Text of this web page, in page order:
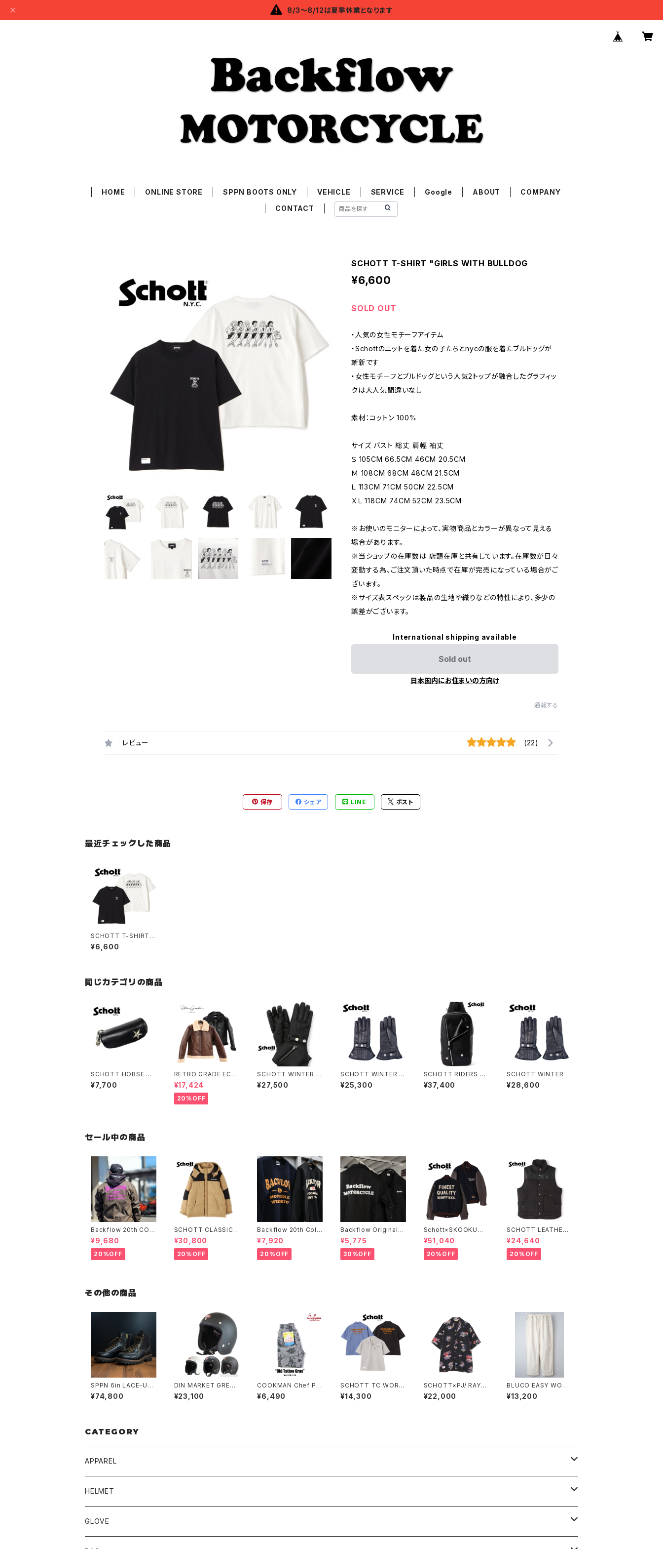
8/3～8/12は夏季休業となります
HOME ONLINE STORE SPPN BOOTS ONLY VEHICLE SERVICE Google ABOUT
COMPANY
CONTACT
SCHOTT T-SHIRT "GIRLS WITH BULLDOG
¥6,600
SOLD OUT
・人気の女性モチーフアイテム
・Schottのニットを着た女の子たちとnycの服を着たブルドッグが
斬新です
・女性モチーフとブルドッグという人気2トップが融合したグラフィッ
クは大人気間違いなし
素材：コットン 100%
サイズ バスト 総丈 肩幅 袖丈
Ｓ 105CM 66.5CM 46CM 20.5CM
Ｍ 108CM 68CM 48CM 21.5CM
Ｌ 113CM 71CM 50CM 22.5CM
ＸＬ 118CM 74CM 52CM 23.5CM
※お使いのモニターによって、実物商品とカラーが異なって見える
場合があります。
※当ショップの在庫数は 店頭在庫と共有しています。在庫数が日々
変動する為、ご注文頂いた時点で在庫が完売になっている場合がご
ざいます。
※サイズ表スペックは製品の生地や織りなどの特性により、多少の
誤差がございます。
International shipping available
Sold out
日本国内にお住まいの方向け
通報する
レビュー (22)
保存 シェア LINE ポスト
最近チェックした商品
SCHOTT T-SHIRT
"GIRLS WITH BULLD
OG
¥6,600
同じカテゴリの商品
SCHOTT HORSE HI
DE KEY CASE
¥7,700
RETRO GRADE ECO
MOUTON JACKET
¥17,424
20%OFF
SCHOTT WINTER G
LOVE LONG
¥27,500
SCHOTT WINTER G
LOVE MID
¥25,300
SCHOTT RIDERS SL
ING BAG
¥37,400
SCHOTT WINTER G
LOVE MID
¥28,600
セール中の商品
Backflow 20th COL
LEGE COACH JACK
ET
¥9,680
20%OFF
SCHOTT CLASSIC 2
-TONE DOWN JACK
ET
¥30,800
20%OFF
Backflow 20th Coll
ege Logo T/C Swea
t
¥7,920
20%OFF
Backflow Original
T/C Open Collar S/S
Work Shirt
¥5,775
30%OFF
Schott×SKOOKUM
STUDIUM JACKET F
INEST QUALITY
¥51,040
20%OFF
SCHOTT LEATHER
COMBI DOWN VEST
¥24,640
20%OFF
その他の商品
SPPN 6in LACE-UP
BOOTS BLACK TUM
AZ
¥74,800
DIN MARKET GREAS
ER HELMETS 60's P
LAIN
¥23,100
COOKMAN Chef Pa
nts Short Old Tatto
o Gray
¥6,490
SCHOTT TC WORK
SHIRT AMERICAN B
RAND WITH PRIDE E
¥14,300
SCHOTT×PJ/ RAYO
N SHIRT ALOHALAN
D
¥22,000
BLUCO EASY WORK
PANTS
¥13,200
CATEGORY
APPAREL
BLUCO
TOPS
BOTTOMS
UNCROWD
HELMET
BUCO
GLOVE